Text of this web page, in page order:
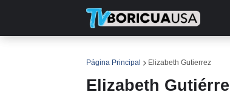
Página Principal Elizabeth Gutierrez
Elizabeth